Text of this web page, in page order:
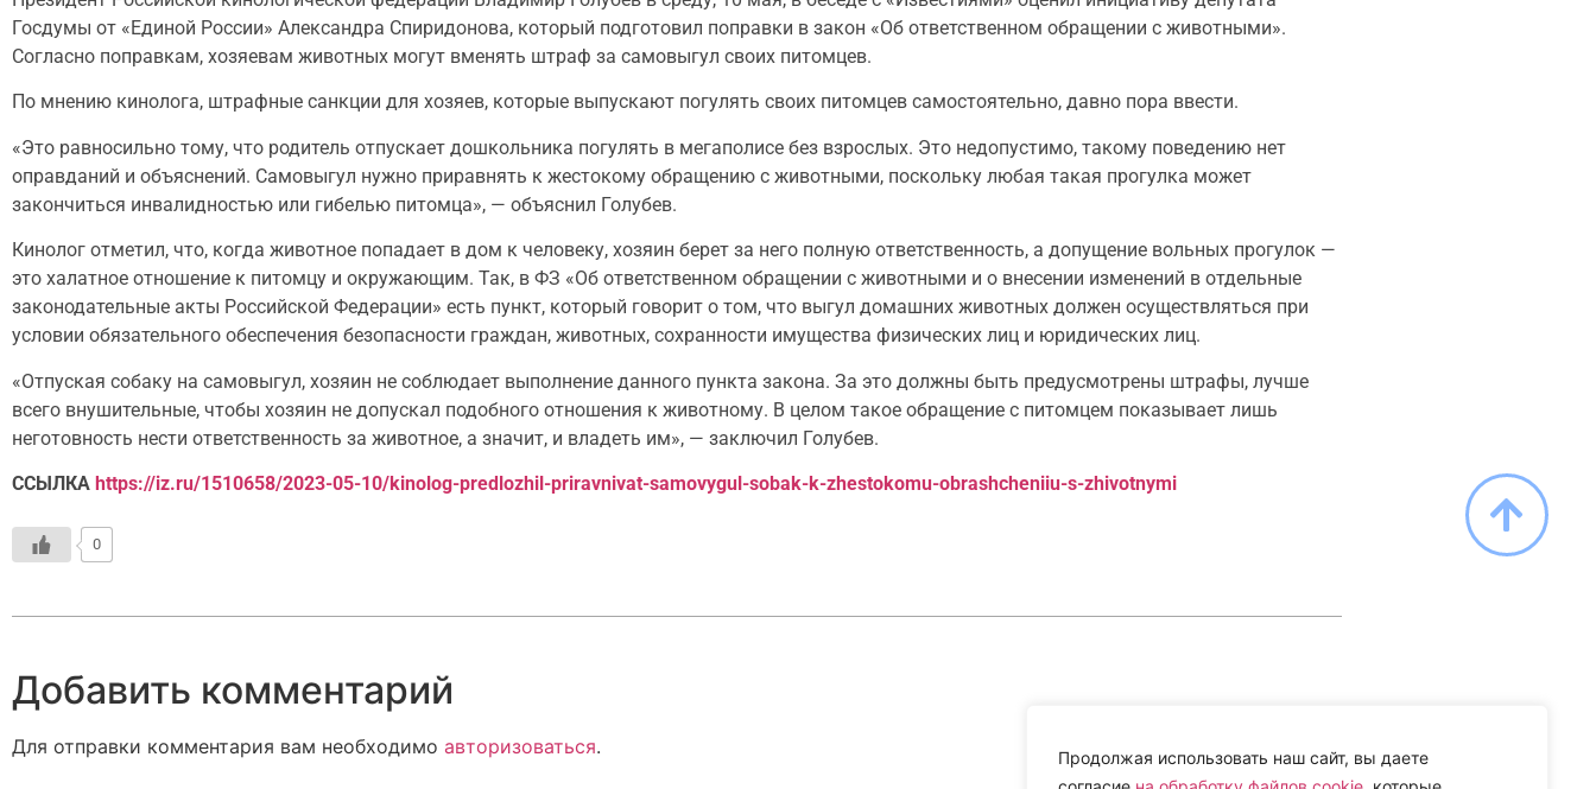
Продолжая использовать наш сайт, вы даете
Госдумы от «Единой России» Александра Спиридонова, который подготовил поправки в закон «Об ответственном обращении с животными».
Согласно поправкам, хозяевам животных могут вменять штраф за самовыгул своих питомцев.
По мнению кинолога, штрафные санкции для хозяев, которые выпускают погулять своих питомцев самостоятельно, давно пора ввести.
«Это равносильно тому, что родитель отпускает дошкольника погулять в мегаполисе без взрослых. Это недопустимо, такому поведению нет
оправданий и объяснений. Самовыгул нужно приравнять к жестокому обращению с животными, поскольку любая такая прогулка может
закончиться инвалидностью или гибелью питомца», — объяснил Голубев.
Кинолог отметил, что, когда животное попадает в дом к человеку, хозяин берет за него полную ответственность, а допущение вольных прогулок —
это халатное отношение к питомцу и окружающим. Так, в ФЗ «Об ответственном обращении с животными и о внесении изменений в отдельные
законодательные акты Российской Федерации» есть пункт, который говорит о том, что выгул домашних животных должен осуществляться при
условии обязательного обеспечения безопасности граждан, животных, сохранности имущества физических лиц и юридических лиц.
«Отпуская собаку на самовыгул, хозяин не соблюдает выполнение данного пункта закона. За это должны быть предусмотрены штрафы, лучше
всего внушительные, чтобы хозяин не допускал подобного отношения к животному. В целом такое обращение с питомцем показывает лишь
неготовность нести ответственность за животное, а значит, и владеть им», — заключил Голубев.
ССЫЛКА https://iz.ru/1510658/2023-05-10/kinolog-predlozhil-priravnivat-samovygul-sobak-k-zhestokomu-obrashcheniiu-s-zhivotnymi
0
Добавить комментарий
Для отправки комментария вам необходимо авторизоваться.